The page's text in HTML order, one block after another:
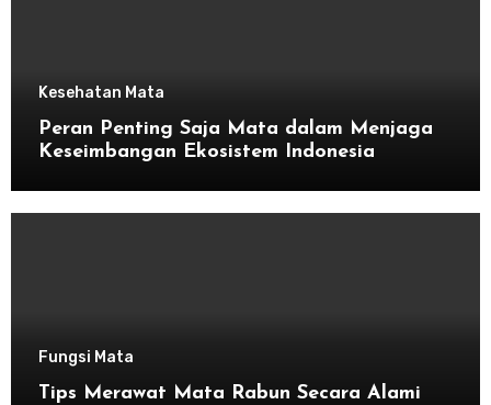
Kesehatan Mata
Peran Penting Saja Mata dalam Menjaga
Keseimbangan Ekosistem Indonesia
Fungsi Mata
Tips Merawat Mata Rabun Secara Alami